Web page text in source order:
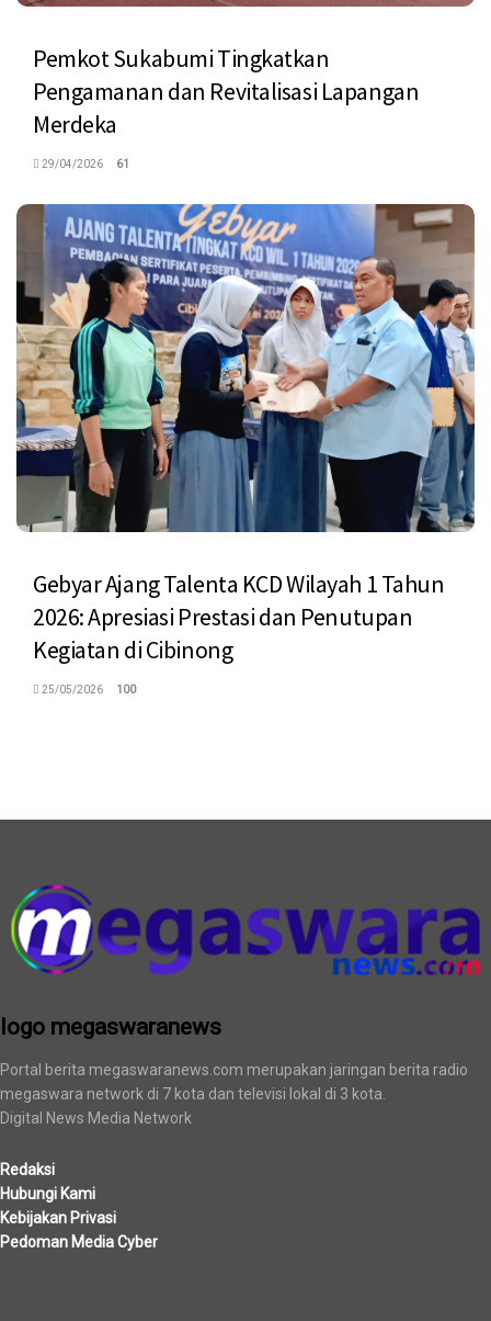
Pemkot Sukabumi Tingkatkan
Pengamanan dan Revitalisasi Lapangan
Merdeka
29/04/2026 61
Gebyar Ajang Talenta KCD Wilayah 1 Tahun
2026: Apresiasi Prestasi dan Penutupan
Kegiatan di Cibinong
25/05/2026 100
logo megaswaranews
Portal berita megaswaranews.com merupakan jaringan berita radio
megaswara network di 7 kota dan televisi lokal di 3 kota.
Digital News Media Network
Redaksi
Hubungi Kami
Kebijakan Privasi
Pedoman Media Cyber